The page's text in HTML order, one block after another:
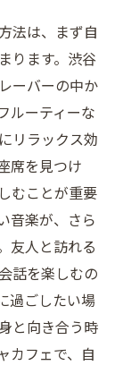
法は、まず自
ります。渋谷
ーバーの中か
ルーティーな
リラックス効
席を見つけ
むことが重要
音楽が、さら
友人と訪れる
話を楽しむの
過ごしたい場
と向き合う時
カフェで、自